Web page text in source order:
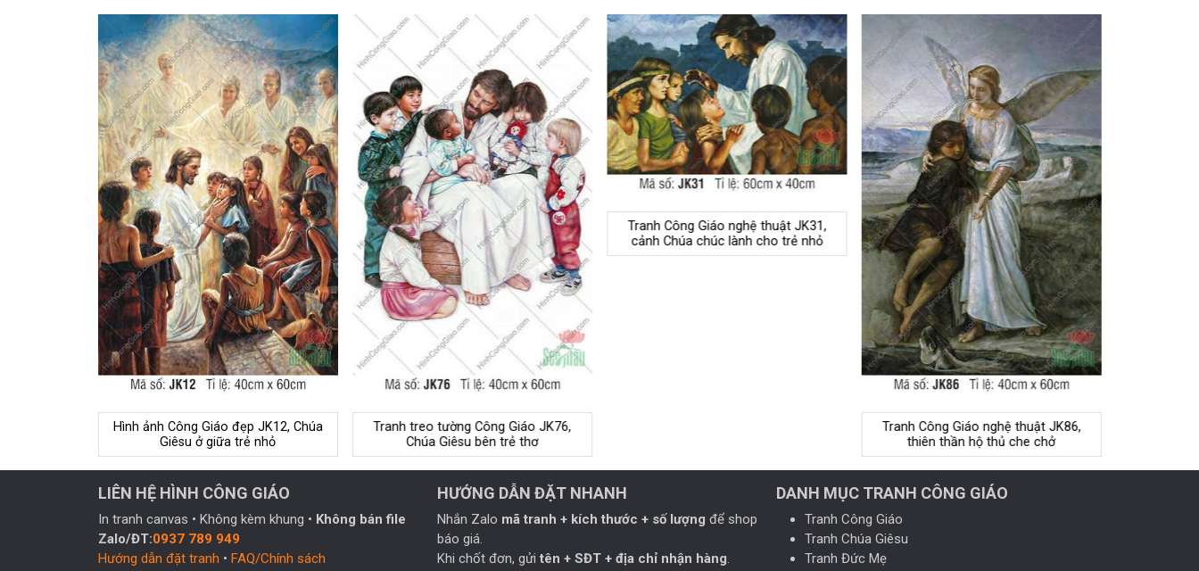
Hình ảnh Công Giáo đẹp JK12, Chúa
Giêsu ở giữa trẻ nhỏ
Tranh treo tường Công Giáo JK76,
Chúa Giêsu bên trẻ thơ
Tranh Công Giáo nghệ thuật JK31,
cảnh Chúa chúc lành cho trẻ nhỏ
Tranh Công Giáo nghệ thuật JK86,
thiên thần hộ thủ che chở
LIÊN HỆ HÌNH CÔNG GIÁO
In tranh canvas • Không kèm khung • Không bán file
Zalo/ĐT:0937 789 949
Hướng dẫn đặt tranh • FAQ/Chính sách
HƯỚNG DẪN ĐẶT NHANH
Nhắn Zalo mã tranh + kích thước + số lượng để shop
báo giá.
Khi chốt đơn, gửi tên + SĐT + địa chỉ nhận hàng.
DANH MỤC TRANH CÔNG GIÁO
Tranh Công Giáo
Tranh Chúa Giêsu
Tranh Đức Mẹ